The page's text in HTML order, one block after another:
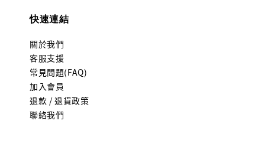
快速連結
關於我們
客服支援
常見問題(FAQ)
加入會員
退款 / 退貨政策
聯絡我們